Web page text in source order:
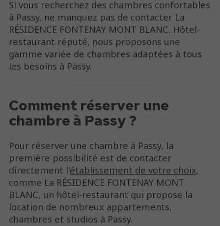
Si vous recherchez des chambres confortables
à Passy, ne manquez pas de contacter La
RÉSIDENCE FONTENAY MONT BLANC. Hôtel-
restaurant réputé, nous proposons une
gamme variée de chambres adaptées à tous
les besoins à Passy.
Comment réserver une
chambre à Passy ?
Pour réserver une chambre à Passy, la
première possibilité est de contacter
directement l'établissement de votre choix,
comme La RÉSIDENCE FONTENAY MONT
BLANC, un hôtel-restaurant qui propose la
location de nombreux appartements,
chambres et studios à Passy.